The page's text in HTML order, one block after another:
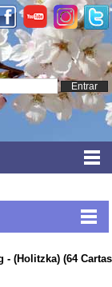
Entrar
- (Holitzka) (64